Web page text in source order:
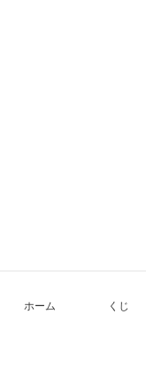
ホーム くじ